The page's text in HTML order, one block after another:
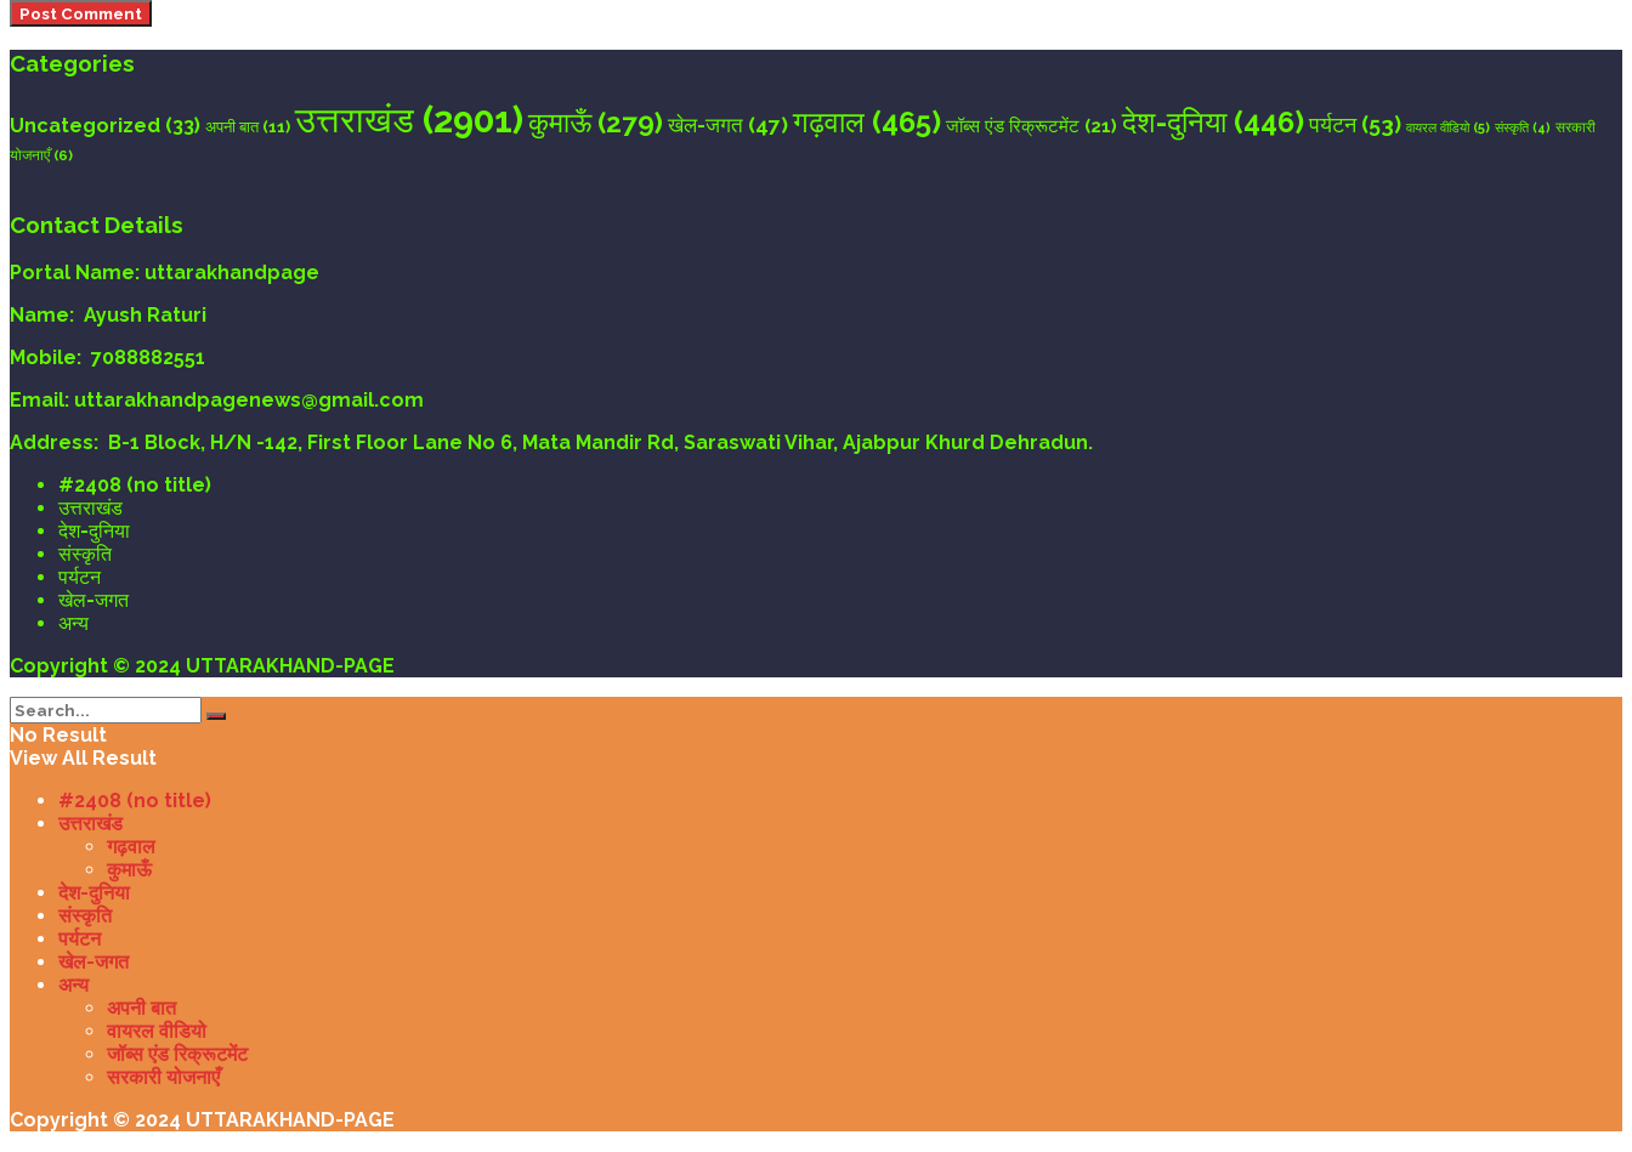
Categories
Uncategorized (33) अपनी बात(11) उत्तराखंड (2901)कुमाऊँ(279) खेल-जगत (47) गढ़वाल (465) जॉब्स एंड रिक्रूटमेंट (21) देश-दुनिया(446)पर्यटन(53) वायरल वीडियो(5) संस्कृति(4) सरकारी
योजनाएँ(6)
Contact Details
Portal Name: uttarakhandpage
Name: Ayush Raturi
Mobile: 7088882551
Email: uttarakhandpagenews@gmail.com
Address: B-1 Block, H/N -142, First Floor Lane No 6, Mata Mandir Rd, Saraswati Vihar, Ajabpur Khurd Dehradun.
#2408 (no title)
उत्तराखंड
देश-दुनिया
संस्कृति
पर्यटन
खेल-जगत
अन्य
Copyright © 2024 UTTARAKHAND-PAGE
No Result
View All Result
#2408 (no title)
उत्तराखंड
गढ़वाल
कुमाऊँ
देश-दुनिया
संस्कृति
पर्यटन
खेल-जगत
अन्य
अपनी बात
वायरल वीडियो
जॉब्स एंड रिक्रूटमेंट
सरकारी योजनाएँ
Copyright © 2024 UTTARAKHAND-PAGE